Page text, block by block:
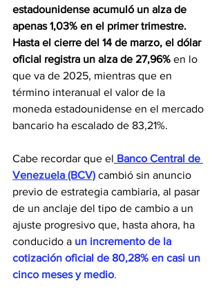
estadounidense acumuló un alza de
apenas 1,03% en el primer trimestre.
Hasta el cierre del 14 de marzo, el dólar
oficial registra un alza de 27,96% en lo
que va de 2025, mientras que en
término interanual el valor de la
moneda estadounidense en el mercado
bancario ha escalado de 83,21%.
Cabe recordar que el Banco Central de
Venezuela (BCV) cambió sin anuncio
previo de estrategia cambiaria, al pasar
de un anclaje del tipo de cambio a un
ajuste progresivo que, hasta ahora, ha
conducido a un incremento de la
cotización oficial de 80,28% en casi un
cinco meses y medio.